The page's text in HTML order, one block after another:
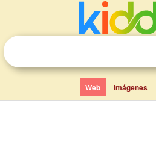
Web Imágenes